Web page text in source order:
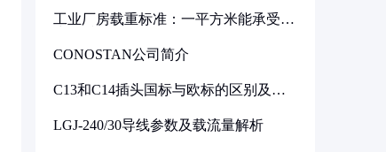
工业厂房载重标准：一平方米能承受多
CONOSTAN公司简介
C13和C14插头国标与欧标的区别及其
LGJ-240/30导线参数及载流量解析